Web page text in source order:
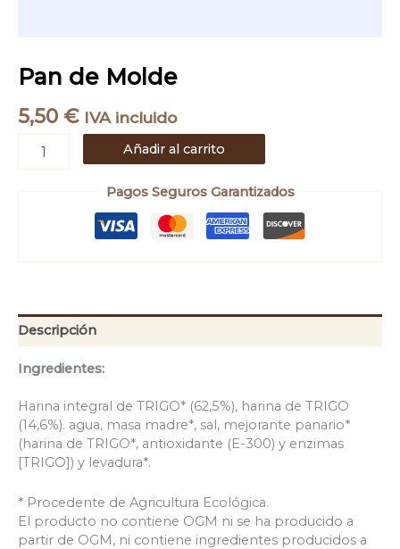
Pan de Molde
5,50 € IVA incluido
Añadir al carrito
Pagos Seguros Garantizados
Descripción
Ingredientes:
Harina integral de TRIGO* (62,5%), harina de TRIGO
(14,6%). agua, masa madre*, sal, mejorante panario*
(harina de TRIGO*, antioxidante (E-300) y enzimas
[TRIGO]) y levadura*.
* Procedente de Agricultura Ecológica.
El producto no contiene OGM ni se ha producido a
partir de OGM, ni contiene ingredientes producidos a